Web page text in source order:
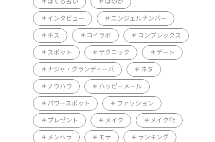
ほくろ占い ほのか
インタビュー エンジェルナンバー
キス コイラボ コンプレックス
スポット テクニック デート
ナジャ・グランディーバ ネタ
ノウハウ ハッピーメール
パワースポット ファッション
プレゼント メイク メイク術
メンヘラ モテ ランキング